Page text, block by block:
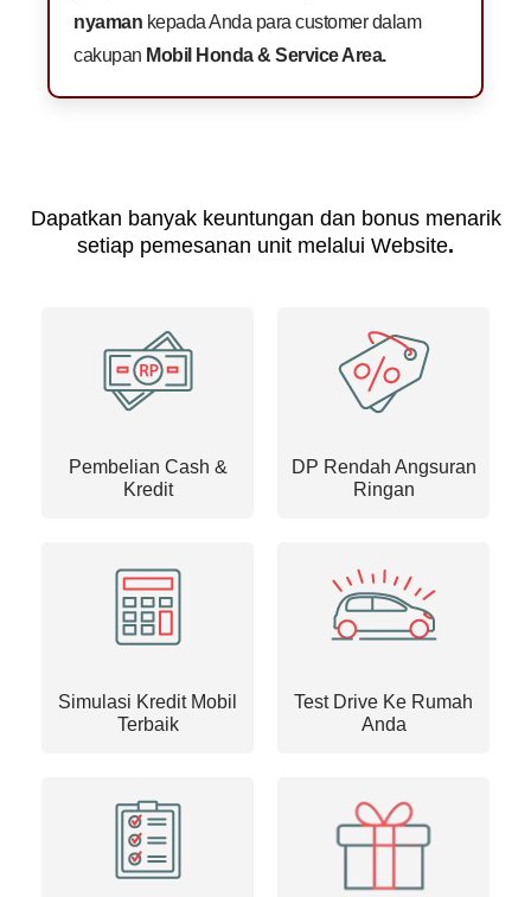
nyaman kepada Anda para customer dalam
cakupan Mobil Honda & Service Area.
Dapatkan banyak keuntungan dan bonus menarik
setiap pemesanan unit melalui Website.
Pembelian Cash &
Kredit
DP Rendah Angsuran
Ringan
Simulasi Kredit Mobil
Terbaik
Test Drive Ke Rumah
Anda